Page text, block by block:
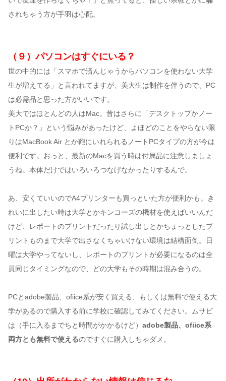
されちゃう方が手羽は心配。
（９）パソコンはすぐにいる？
世の中的には「スマホで済んじゃうからパソコンを使わない大学
生が増えてる」と言われてますが、美大生は制作を伴うので、PC
は必需品と思った方がいいです。
美大ではほとんどの人はMac。昔はさらに「デスクトップかノー
トPCか？」という悩みがあったけど、よほどのことをやらない限
りはMacBook Air とか鞄にいれられるノートPCタイプの方が今は
便利です。おっと、最新のMacを買う時は付属品に注意しましょ
うね。本体だけではいろいろつなげなかったりするんで。
あ、安くていいのでA4プリンターも買っといた方が便利かも。き
れいに出したい時は大学とかキンコーズの機材を使えばいいんだ
けど、レポートのプリントだったり試し出しとかちょっとしたプ
リントものまで大学で出さなくちゃいけない環境は結構面倒。日
曜は大学やってないし、レポートのプリントが必要になるのは全
員同じタイミングなので、どの大学もその時期は混み合うの。
PCとadobe製品、ofiice系が安く買える、もしくは無料で使える大
学があるので購入する前に学校に確認してみてください。ムサビ
は（手に入るまでちと時間がかかるけど） adobe製品、ofiice系
両方とも無料で使えるのですぐに購入しちゃダメ。